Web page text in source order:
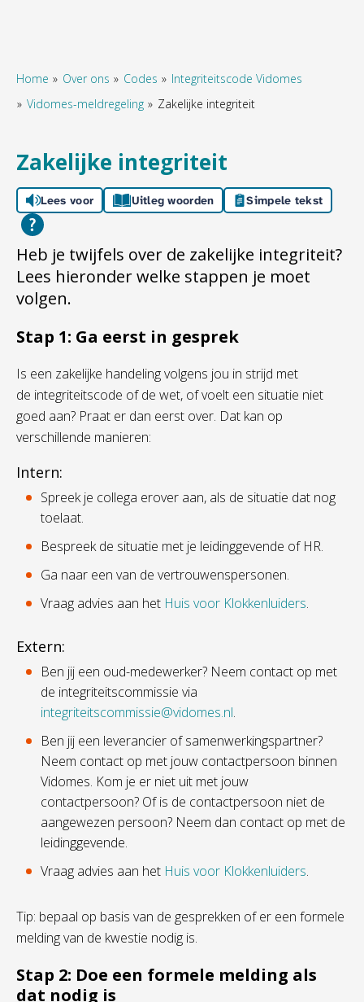
Home Over ons Codes
Integriteitscode Vidomes
Vidomes-meldregeling
Zakelijke integriteit
Zakelijke integriteit
Lees voor Uitleg woorden Simpele tekst
Heb je twijfels over de zakelijke integriteit?
Lees hieronder welke stappen je moet
volgen.
Stap 1: Ga eerst in gesprek
Is een zakelijke handeling volgens jou in strijd met
de integriteitscode of de wet, of voelt een situatie niet
goed aan? Praat er dan eerst over. Dat kan op
verschillende manieren:
Intern:
Spreek je collega erover aan, als de situatie dat nog
toelaat.
Bespreek de situatie met je leidinggevende of HR.
Ga naar een van de vertrouwenspersonen.
Vraag advies aan het Huis voor Klokkenluiders.
Extern:
Ben jij een oud-medewerker? Neem contact op met
de integriteitscommissie via
integriteitscommissie@vidomes.nl.
Ben jij een leverancier of samenwerkingspartner?
Neem contact op met jouw contactpersoon binnen
Vidomes. Kom je er niet uit met jouw
contactpersoon? Of is de contactpersoon niet de
aangewezen persoon? Neem dan contact op met de
leidinggevende.
Vraag advies aan het Huis voor Klokkenluiders.
Tip: bepaal op basis van de gesprekken of er een formele
melding van de kwestie nodig is.
Stap 2: Doe een formele melding als
dat nodig is